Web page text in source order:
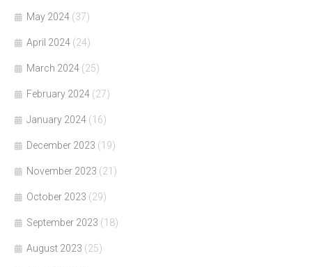
May 2024 (37)
April 2024 (24)
March 2024 (25)
February 2024 (27)
January 2024 (16)
December 2023 (19)
November 2023 (21)
October 2023 (29)
September 2023 (18)
August 2023 (25)